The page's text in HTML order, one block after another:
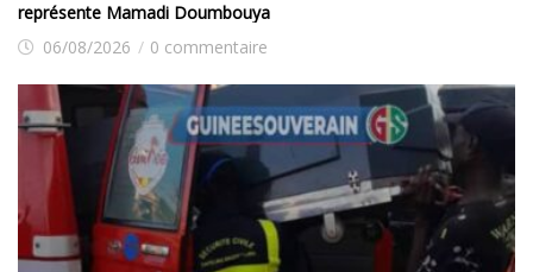
représente Mamadi Doumbouya
06/08/2026 / 0 commentaire